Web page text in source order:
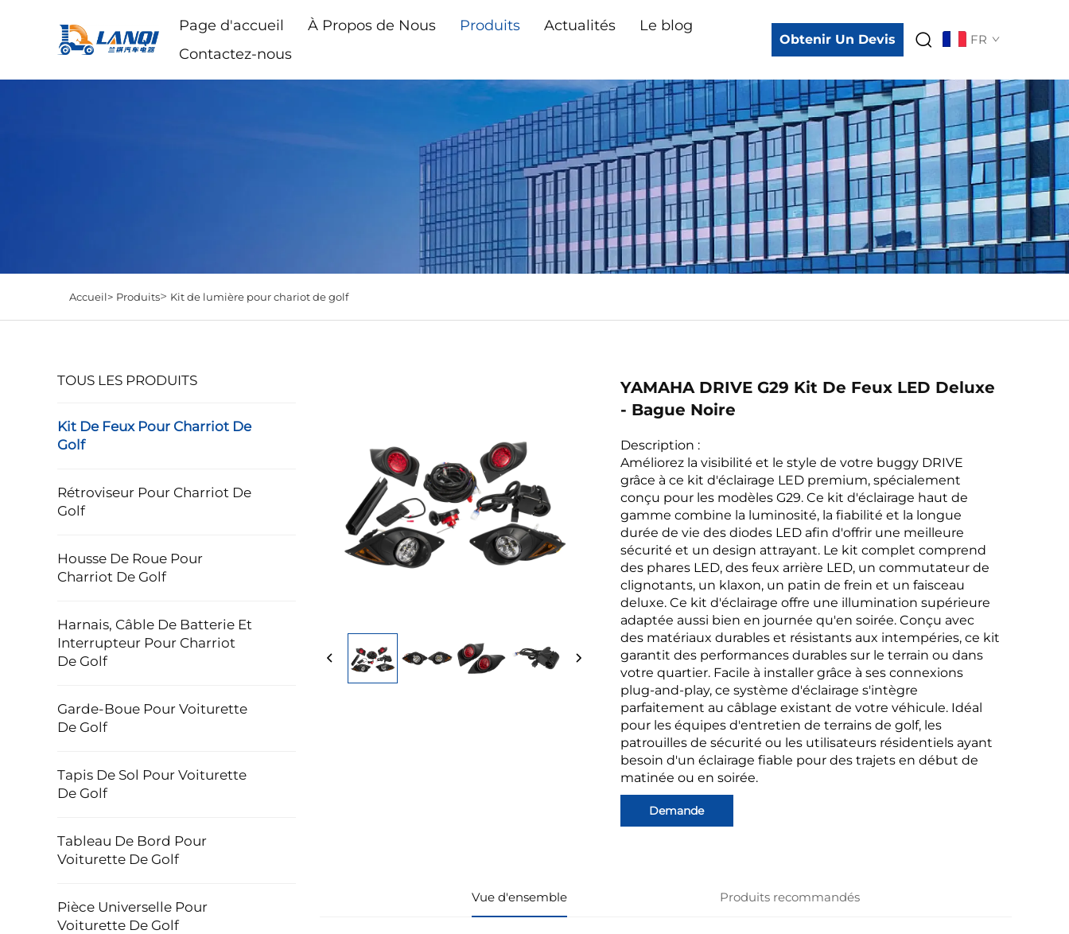
Page d'accueil À Propos de Nous Produits Actualités
Le blog
Contactez-nous
Obtenir Un Devis FR
Accueil> Produits> Kit de lumière pour chariot de golf
TOUS LES PRODUITS
Kit De Feux Pour Charriot De
Golf
Rétroviseur Pour Charriot De
Golf
Housse De Roue Pour
Charriot De Golf
Harnais, Câble De Batterie Et
Interrupteur Pour Charriot
De Golf
Garde-Boue Pour Voiturette
De Golf
Tapis De Sol Pour Voiturette
De Golf
Tableau De Bord Pour
Voiturette De Golf
Pièce Universelle Pour
Voiturette De Golf
YAMAHA DRIVE G29 Kit De Feux LED Deluxe
- Bague Noire
Description :
Améliorez la visibilité et le style de votre buggy DRIVE
grâce à ce kit d'éclairage LED premium, spécialement
conçu pour les modèles G29. Ce kit d'éclairage haut de
gamme combine la luminosité, la fiabilité et la longue
durée de vie des diodes LED afin d'offrir une meilleure
sécurité et un design attrayant. Le kit complet comprend
des phares LED, des feux arrière LED, un commutateur de
clignotants, un klaxon, un patin de frein et un faisceau
deluxe. Ce kit d'éclairage offre une illumination supérieure
adaptée aussi bien en journée qu'en soirée. Conçu avec
des matériaux durables et résistants aux intempéries, ce kit
garantit des performances durables sur le terrain ou dans
votre quartier. Facile à installer grâce à ses connexions
plug-and-play, ce système d'éclairage s'intègre
parfaitement au câblage existant de votre véhicule. Idéal
pour les équipes d'entretien de terrains de golf, les
patrouilles de sécurité ou les utilisateurs résidentiels ayant
besoin d'un éclairage fiable pour des trajets en début de
matinée ou en soirée.
Demande
Vue d'ensemble Produits recommandés